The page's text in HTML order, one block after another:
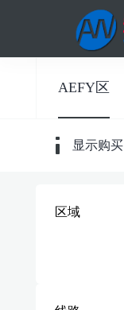
AEFY区
显示购买
区域